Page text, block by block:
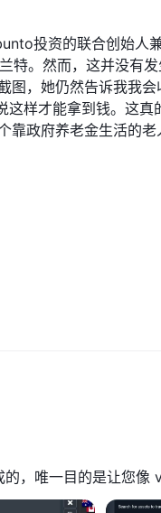
用的信息有限也可能被视
。
外汇、指数、股票和商
利用货币走势。此外，
易决定之前需要谨慎行事
更有效地驾驭市场。
户：ubuntu lite、ubuntu
户专为刚开始交易生涯的
，它为交易新手提供了简单
、即时存款和取款以及
，包括访问交易工具、市
限、客户经理和指导计划。
客户的专属帐户类型。它
投资的联合创始
特。然而，这并没有
图，她仍然告诉我我
这样才能拿到钱。这
靠政府养老金生活的
。这真是让人心碎。谢
，唯一目的是让您像